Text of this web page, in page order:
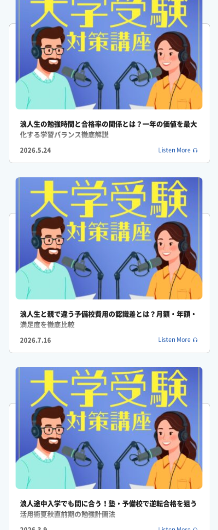
強方法がわからないで7.9%でしたよね。
がくしん: はい。
ふみか: だから計画が崩れた時にどう柔軟に軌道修正できるかが
本当の勝負なんじゃないですか。
がくしん: おっしゃる通りです。実は自分に合わない計画に固執
することほど危険なものはないんですよ。
ふみか: え?
ふみか: そうなんですか?計画がないよりはマシな気がしちゃいま
すけど。
がくしん: 最初は良くても少しでも遅れが出始めるとまたできな
かったっていう罪悪感が雪だるま式に膨らんでいくんです。
ふみか: あーそれは辛いですね。
がくしん: それが限界に達すると人は計画の修正じゃなくて勉強
自体からの逃避を選んでしまうんです。
がくしん: だから同率9位の孤独感とか5位の家庭の個人的な問題
ふみか: なるほど。必要なのはガチガチの計画じゃなくてつまず
いた時にすぐ軌道修正できる正しい学習計画とそれを支える環境
ってことですね。
がくしん: まさにその環境整備が重要なんです。
ふみか: でもプロにその軌道修正を頼もうにも同率9位で費用の負
担ってありましたよね。
がくしん: はい。
がくしん: 経済的な壁ですね。
ふみか: 大手予備校だと年間100万円以上かかることもザラじゃな
いですか。お金がないと質の高いサポートって受けられないんで
しょうか。
浪人生の勉強時間と合格率の関係とは？一年の価値を最大
化する学習バランス徹底解説
2026.5.24 Listen More
浪人生と親で違う予備校費用の認識差とは？月額・年額・
満足度を徹底比較
2026.7.16 Listen More
浪人途中入学でも間に合う！塾・予備校で逆転合格を狙う
活用術夏秋直前期の勉強計画法